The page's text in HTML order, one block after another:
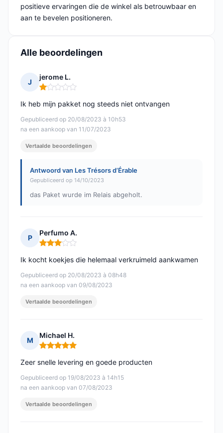
positieve ervaringen die de winkel als betrouwbaar en
aan te bevelen positioneren.
Alle beoordelingen
J
jerome L.
Opmerking: 1 van 5
Gepubliceerd op 20/08/2023 à 10h53
na een aankoop van 11/07/2023
Ik heb mijn pakket nog steeds niet ontvangen
Vertaalde beoordelingen
Antwoord van Les Trésors d’Érable
Gepubliceerd op 14/10/2023
das Paket wurde im Relais abgeholt.
P
Perfumo A.
Opmerking: 3 van 5
Gepubliceerd op 20/08/2023 à 08h48
na een aankoop van 09/08/2023
Ik kocht koekjes die helemaal verkruimeld aankwamen
Vertaalde beoordelingen
M
Michael H.
Opmerking: 5 van 5
Gepubliceerd op 19/08/2023 à 14h15
na een aankoop van 07/08/2023
Zeer snelle levering en goede producten
Vertaalde beoordelingen